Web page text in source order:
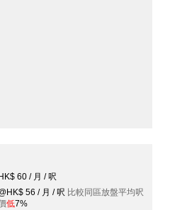
HK$ 60 / 月 / 呎
56 / 月 / 呎 比較同區放盤平均呎
低7%